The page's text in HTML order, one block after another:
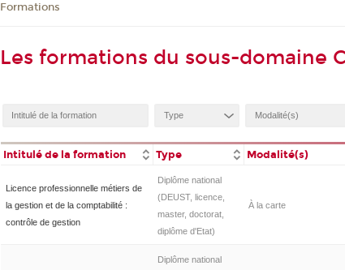
Formations
Les formations du sous-domaine
Intitulé de la formation Type Modalité(s)
Licence professionnelle métiers de
la gestion et de la comptabilité :
contrôle de gestion
Diplôme national
(DEUST, licence,
master, doctorat,
diplôme d'Etat)
À la carte
Diplôme national